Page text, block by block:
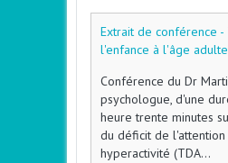
Extrait de conférence -
l'enfance à l'âge adulte
Conférence du Dr
psychologue, d'une
heure trente minutes
du déficit de l'attention
hyperactivité (TDA...